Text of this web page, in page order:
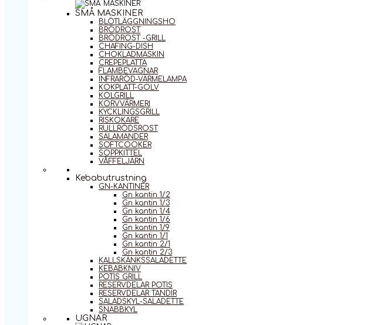
SMÅ MASKINER
BLÖTLÄGGNINGSHO
BRÖDROST
BRÖDROST -GRILL
CHAFING-DISH
CHOKLADMASKIN
CREPEPLATTA
FLAMBEVAGNAR
INFRARÖD-VÄRMELAMPA
KOKPLATT-GOLV
KOLGRILL
KORVVÄRMERI
KYCKLINGSGRILL
RISKOKARE
RULLRÖDSROST
SALAMANDER
SOFTCOOKER
SOPPKITTEL
VÅFFELJÄRN
Kebabutrustning
GN-KANTINER
Gn kantin 1/2
Gn kantin 1/3
Gn kantin 1/4
Gn kantin 1/6
Gn kantin 1/9
Gn kantin 1/1
Gn kantin 2/1
Gn kantin 2/3
KALLSKÄNKSSALADETTE
KEBABKNIV
POTIS GRILL
RESERVDELAR POTIS
RESERVDELAR TANDIR
SALADSKYL-SALADETTE
SNABBKYL
UGNAR